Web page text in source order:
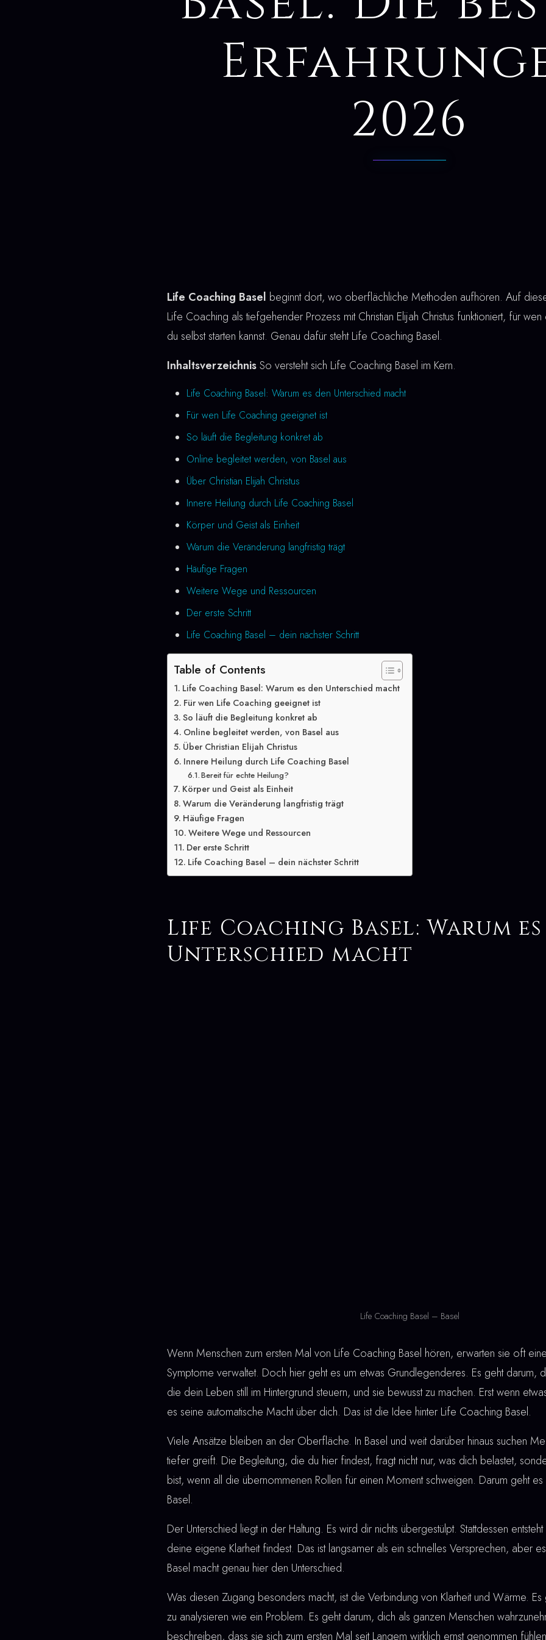
2026
Life Coaching Basel beginnt dort, wo oberflächliche Methoden aufhören. Auf
Life Coaching als tiefgehender Prozess mit Christian Elijah Christus funktioniert, für
du selbst starten kannst. Genau dafür steht Life Coaching Basel.
InhaltsverzeichnisSo versteht sich Life Coaching Basel im Kern.
Life Coaching Basel: Warum es den Unterschied macht
Für wen Life Coaching geeignet ist
So läuft die Begleitung konkret ab
Online begleitet werden, von Basel aus
Über Christian Elijah Christus
Innere Heilung durch Life Coaching Basel
Körper und Geist als Einheit
Warum die Veränderung langfristig trägt
Häufige Fragen
Weitere Wege und Ressourcen
Der erste Schritt
Life Coaching Basel – dein nächster Schritt
Table of Contents
Life Coaching Basel: Warum es den Unterschied macht
Für wen Life Coaching geeignet ist
So läuft die Begleitung konkret ab
Online begleitet werden, von Basel aus
Über Christian Elijah Christus
Innere Heilung durch Life Coaching Basel
Bereit für echte Heilung?
Körper und Geist als Einheit
Warum die Veränderung langfristig trägt
Häufige Fragen
Weitere Wege und Ressourcen
Der erste Schritt
Life Coaching Basel – dein nächster Schritt
Life Coaching Basel: Warum
Unterschied macht
Life Coaching Basel – Basel
Wenn Menschen zum ersten Mal von Life Coaching Basel hören, erwarten sie oft
Symptome verwaltet. Doch hier geht es um etwas Grundlegenderes. Es geht darum,
die dein Leben still im Hintergrund steuern, und sie bewusst zu machen. Erst wenn
es seine automatische Macht über dich. Das ist die Idee hinter Life Coaching Basel.
Viele Ansätze bleiben an der Oberfläche. In Basel und weit darüber hinaus suchen
tiefer greift. Die Begleitung, die du hier findest, fragt nicht nur, was dich belastet,
bist, wenn all die übernommenen Rollen für einen Moment schweigen. Darum geht
Basel.
Der Unterschied liegt in der Haltung. Es wird dir nichts übergestülpt. Stattdessen
deine eigene Klarheit findest. Das ist langsamer als ein schnelles Versprechen, aber
Basel macht genau hier den Unterschied.
Was diesen Zugang besonders macht, ist die Verbindung von Klarheit und Wärme.
zu analysieren wie ein Problem. Es geht darum, dich als ganzen Menschen
beschreiben, dass sie sich zum ersten Mal seit Langem wirklich ernst genommen